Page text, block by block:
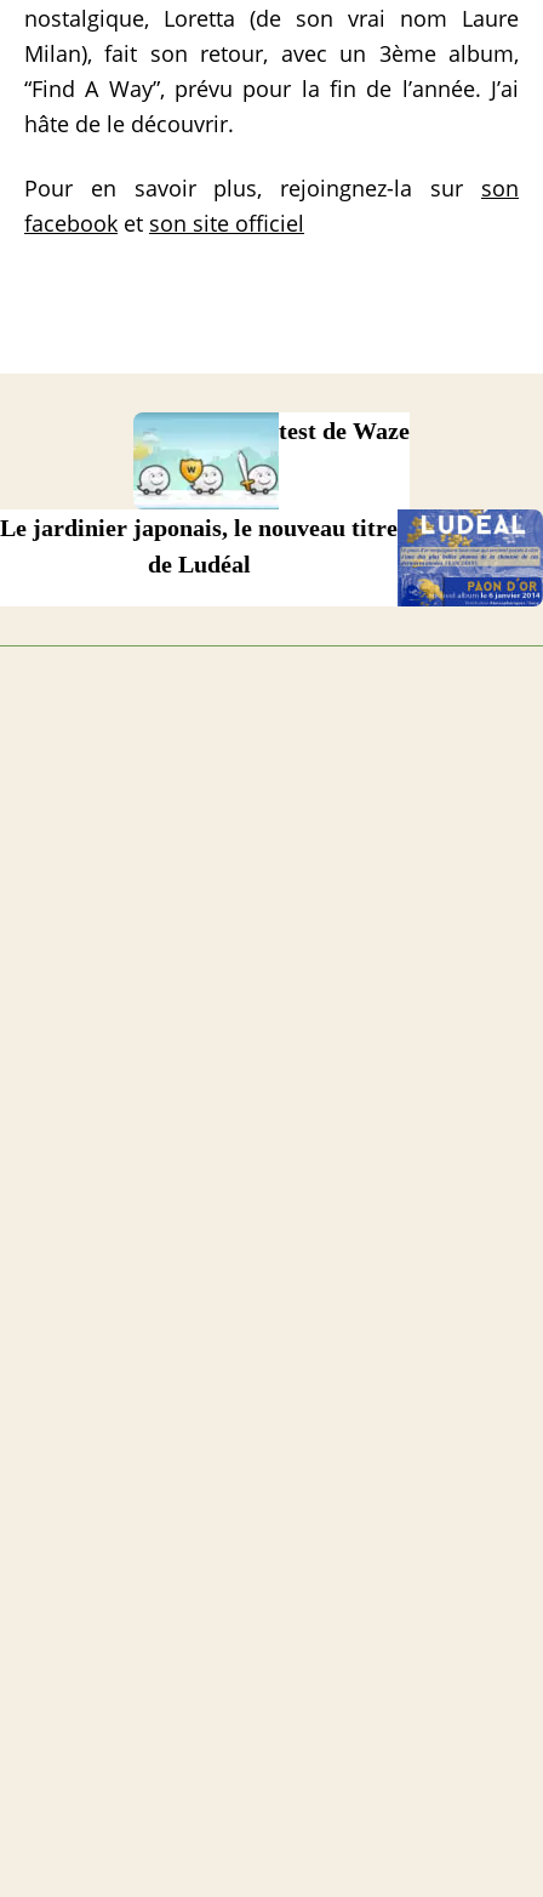
nostalgique, Loretta (de son vrai nom Laure
Milan), fait son retour, avec un 3ème album,
“Find A Way”, prévu pour la fin de l’année. J’ai
hâte de le découvrir.
Pour en savoir plus, rejoingnez-la sur son
facebook et son site officiel
test de Waze
Le jardinier japonais, le nouveau titre
de Ludéal